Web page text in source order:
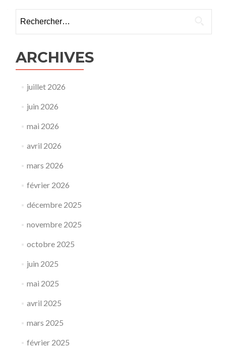
ARCHIVES
juillet 2026
juin 2026
mai 2026
avril 2026
mars 2026
février 2026
décembre 2025
novembre 2025
octobre 2025
juin 2025
mai 2025
avril 2025
mars 2025
février 2025